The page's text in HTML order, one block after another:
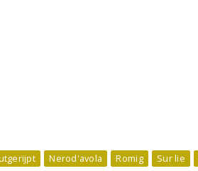
Nerod'avola Romig Sur lie